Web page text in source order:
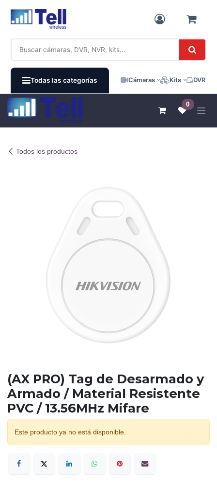
Todas las categorías Cámaras Kits DVR /
0
Todos los productos
(AX PRO) Tag de Desarmado y
Armado / Material Resistente
PVC / 13.56MHz Mifare
Este producto ya no está disponible.